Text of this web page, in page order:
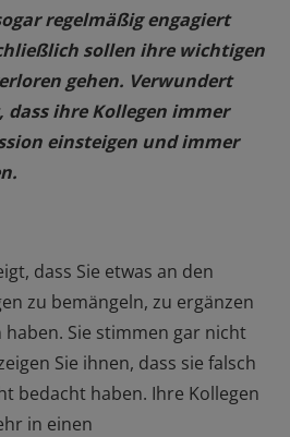
regelmäßig engagiert
sollen ihre wichtigen
gehen. Verwundert
dass ihre Kollegen immer
einsteigen und immer
dass Sie etwas an den
zu bemängeln, zu ergänzen
Sie stimmen gar nicht
Sie ihnen, dass sie falsch
bedacht haben. Ihre Kollegen
in einen